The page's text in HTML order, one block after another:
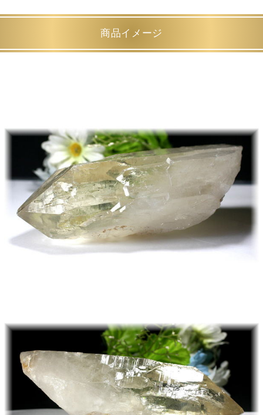
商品イメージ